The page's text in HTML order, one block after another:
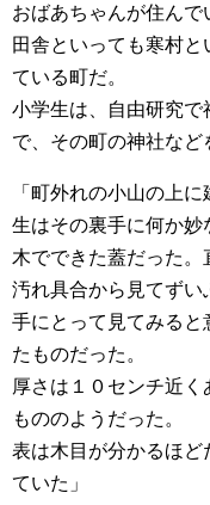
おばあちゃんが住んで
田舎といっても寒村と
ている町だ。
小学生は、自由研究
で、その町の神社など
「町外れの小山の上
生はその裏手に何か妙
木でできた蓋だった。
汚れ具合から見てずい
手にとって見てみると
たものだった。
厚さは１０センチ近
もののようだった。
表は木目が分かるほ
ていた」